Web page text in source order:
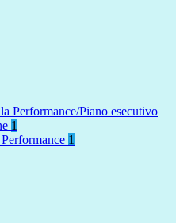
Performance/Piano esecutivo
1
1